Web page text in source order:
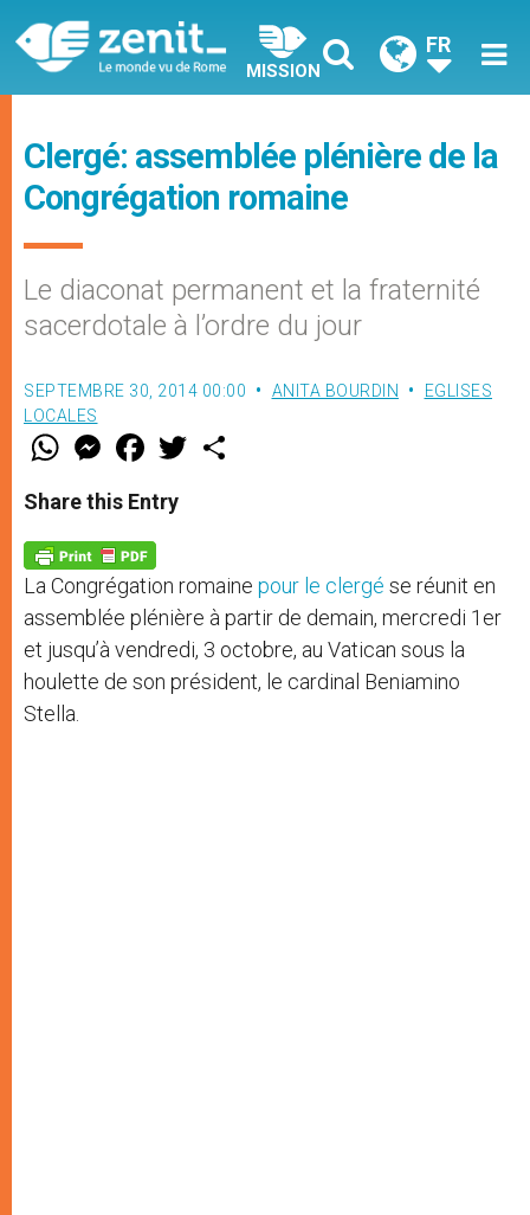
MISSION
FR
Clergé: assemblée plénière de la
Congrégation romaine
Le diaconat permanent et la fraternité
sacerdotale à l’ordre du jour
SEPTEMBRE 30, 2014 00:00 ANITA BOURDIN
EGLISES
LOCALES
W
t
s
p
p
M
e
s
e
g
e
r
F
a
e
b
o
k
w
Share this Entry
La Congrégation romaine pour le clergé se réunit en
assemblée plénière à partir de demain, mercredi 1er
et jusqu’à vendredi, 3 octobre, au Vatican sous la
houlette de son président, le cardinal Beniamino
Stella.